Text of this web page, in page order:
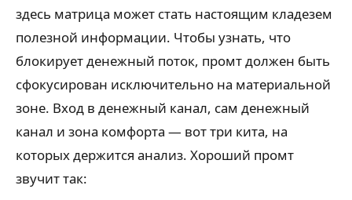
здесь матрица может стать настоящим кладезем
полезной информации. Чтобы узнать, что
блокирует денежный поток, промт должен быть
сфокусирован исключительно на материальной
зоне. Вход в денежный канал, сам денежный
канал и зона комфорта — вот три кита, на
которых держится анализ. Хороший промт
звучит так: